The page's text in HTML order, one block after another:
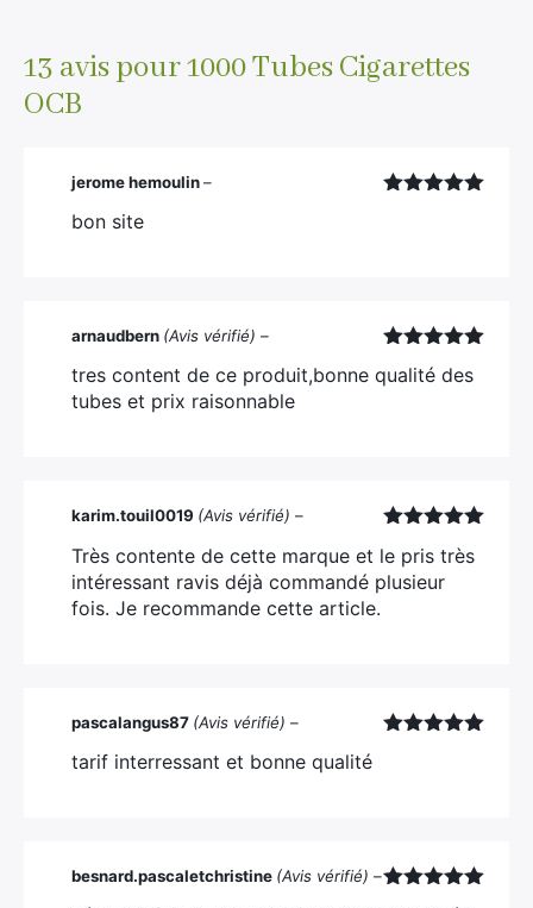
13 avis pour1000 Tubes Cigarettes
OCB
jerome hemoulin–
bon site
5
5
arnaudbern (Avis vérifié) –
tres content de ce produit,bonne qualité des
tubes et prix raisonnable
sur
5
karim.touil0019 (Avis vérifié) –
Très contente de cette marque et le pris très
intéressant ravis déjà commandé plusieur
fois. Je recommande cette article.
pascalangus87 (Avis vérifié) –
tarif interressant et bonne qualité
sur
besnard.pascaletchristine (Avis vérifié) –